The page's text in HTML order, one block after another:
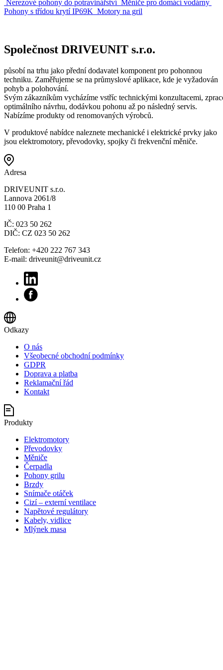
Nerezové pohony do potravinářství Měniče pro domácí vodárny
Pohony s třídou krytí IP69K Motory na gril
Společnost DRIVEUNIT s.r.o.
působí na trhu jako přední dodavatel komponent pro pohonnou
techniku. Zaměřujeme se na průmyslové aplikace, kde je vyžadován
pohyb a polohování.
Svým zákazníkům vycházíme vstříc technickými konzultacemi,
optimálního návrhu, dodávkou pohonu až po následný servis.
Nabízíme produkty od renomovaných výrobců.
V produktové nabídce naleznete mechanické i elektrické prvky jako
jsou elektromotory, převodovky, spojky či frekvenční měniče.
Adresa
DRIVEUNIT s.r.o.
Lannova 2061/8
110 00 Praha 1
IČ: 023 50 262
DIČ: CZ 023 50 262
Telefon: +420 222 767 343
E-mail: driveunit@driveunit.cz
Odkazy
O nás
Všeobecné obchodní podmínky
GDPR
Doprava a platba
Reklamační řád
Kontakt
Produkty
Elektromotory
Převodovky
Měniče
Čerpadla
Pohony grilu
Brzdy
Snímače otáček
Cizí – externí ventilace
Napětové regulátory
Kabely, vidlice
Mlýnek masa